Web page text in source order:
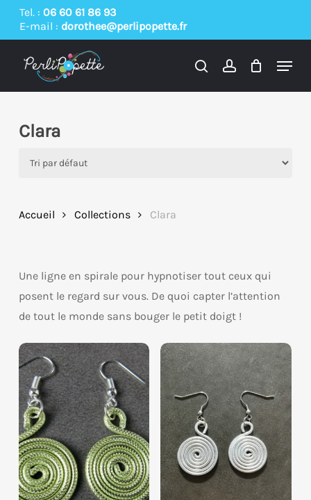
Skip
content
Tel. : 06 60 61 86 93
E-mail : dorothee@perlipopette.fr
searchaccount
Menu
Clara
Accueil Collections Clara
Une ligne en spirale pour hypnotiser tout ceux qui
posent le regard sur vous. De quoi capter l’attention
de tout le monde sans bouger le petit doigt !